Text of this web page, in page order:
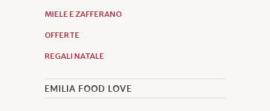
MIELE E ZAFFERANO
OFFERTE
REGALI NATALE
EMILIA FOOD LOVE